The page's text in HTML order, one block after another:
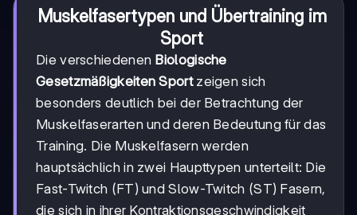
Muskelfasertypen und Übertraining im
Sport
Die verschiedenen Biologische
Gesetzmäßigkeiten Sportzeigen sich
besonders deutlich bei der Betrachtung der
Muskelfaserarten und deren Bedeutung für das
Training. Die Muskelfasern werden
hauptsächlich in zwei Haupttypen unterteilt: Die
Fast-Twitch (FT) und Slow-Twitch (ST) Fasern,
die sich in ihrer Kontraktionsgeschwindigkeit